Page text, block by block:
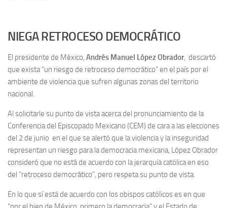
NIEGA RETROCESO DEMOCRÁTICO
El presidente de México, Andrés Manuel López Obrador, descartó
que exista “un riesgo de retroceso democrático” en el país por el
ambiente de violencia que sufren algunas zonas del territorio
nacional.
Al solicitarle su punto de vista acerca del pronunciamiento de la
Conferencia del Episcopado Mexicano (CEM) de cara a las elecciones
del 2 de junio en el que se alertó que la violencia y la inseguridad
representan un riesgo para la democracia mexicana, López Obrador
consideró que no está de acuerdo con la jerarquía católica en eso
del “retroceso democrático”, pero respeta su punto de vista.
En lo que sí está de acuerdo con los obispos católicos es en que